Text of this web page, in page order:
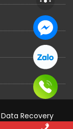
Recovery